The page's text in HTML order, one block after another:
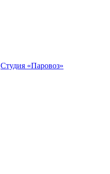
Студия «Паровоз»